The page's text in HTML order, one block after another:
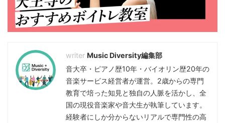
Music Diversity編集部
音大卒・ピアノ歴10年・バイオリン歴20年の
音楽サービス経営者が運営。2歳からの専門
教育で培った知見と独自の人脈を活かし、全
国の現役音楽家や音大生が執筆しています。
経験者にしか分からないリアルで専門性の高